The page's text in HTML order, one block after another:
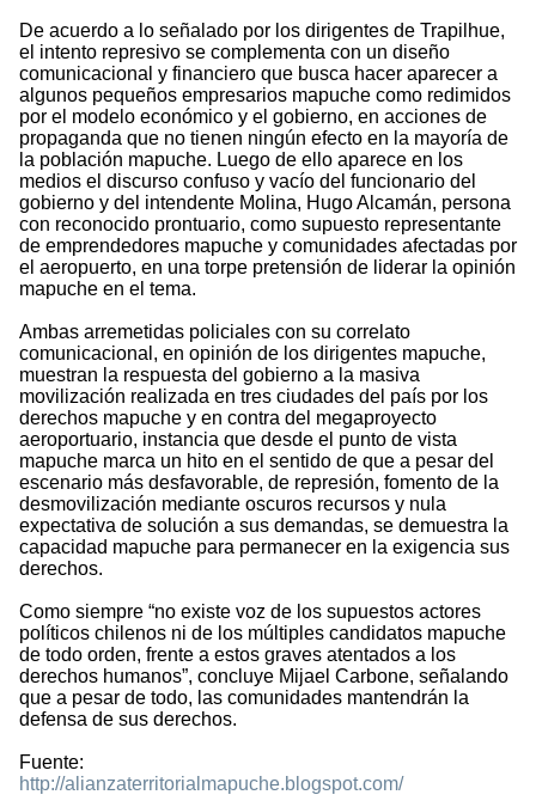
De acuerdo a lo señalado por los dirigentes de Trapilhue,
el intento represivo se complementa con un diseño
comunicacional y financiero que busca hacer aparecer a
algunos pequeños empresarios mapuche como redimidos
por el modelo económico y el gobierno, en acciones de
propaganda que no tienen ningún efecto en la mayoría de
la población mapuche. Luego de ello aparece en los
medios el discurso confuso y vacío del funcionario del
gobierno y del intendente Molina, Hugo Alcamán, persona
con reconocido prontuario, como supuesto representante
de emprendedores mapuche y comunidades afectadas por
el aeropuerto, en una torpe pretensión de liderar la opinión
mapuche en el tema.
Ambas arremetidas policiales con su correlato
comunicacional, en opinión de los dirigentes mapuche,
muestran la respuesta del gobierno a la masiva
movilización realizada en tres ciudades del país por los
derechos mapuche y en contra del megaproyecto
aeroportuario, instancia que desde el punto de vista
mapuche marca un hito en el sentido de que a pesar del
escenario más desfavorable, de represión, fomento de la
desmovilización mediante oscuros recursos y nula
expectativa de solución a sus demandas, se demuestra la
capacidad mapuche para permanecer en la exigencia sus
derechos.
Como siempre “no existe voz de los supuestos actores
políticos chilenos ni de los múltiples candidatos mapuche
de todo orden, frente a estos graves atentados a los
derechos humanos”, concluye Mijael Carbone, señalando
que a pesar de todo, las comunidades mantendrán la
defensa de sus derechos.
Fuente:
http://alianzaterritorialmapuche.blogspot.com/